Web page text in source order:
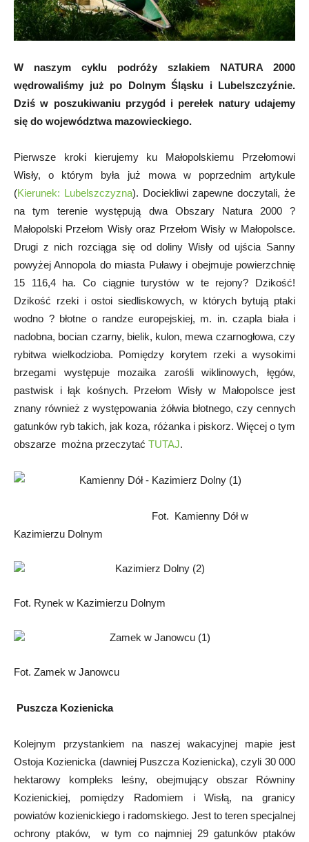
W naszym cyklu podróży szlakiem NATURA 2000
wędrowaliśmy już po Dolnym Śląsku i Lubelszczyźnie.
Dziś w poszukiwaniu przygód i perełek natury udajemy
się do województwa mazowieckiego.
Pierwsze kroki kierujemy ku Małopolskiemu Przełomowi
Wisły, o którym była już mowa w poprzednim artykule
(Kierunek: Lubelszczyzna). Dociekliwi zapewne doczytali, że
na tym terenie występują dwa Obszary Natura 2000 ?
Małopolski Przełom Wisły oraz Przełom Wisły w Małopolsce.
Drugi z nich rozciąga się od doliny Wisły od ujścia Sanny
powyżej Annopola do miasta Puławy i obejmuje powierzchnię
15 116,4 ha. Co ciągnie turystów w te rejony? Dzikość!
Dzikość rzeki i ostoi siedliskowych, w których bytują ptaki
wodno ? błotne o randze europejskiej, m. in. czapla biała i
nadobna, bocian czarny, bielik, kulon, mewa czarnogłowa, czy
rybitwa wielkodzioba. Pomiędzy korytem rzeki a wysokimi
brzegami występuje mozaika zarośli wiklinowych, łęgów,
pastwisk i łąk kośnych. Przełom Wisły w Małopolsce jest
znany również z występowania żółwia błotnego, czy cennych
gatunków ryb takich, jak koza, różanka i piskorz. Więcej o tym
obszarze można przeczytać TUTAJ.
Fot. Kamienny Dół w
Kazimierzu Dolnym
Fot. Rynek w Kazimierzu Dolnym
Fot. Zamek w Janowcu
Puszcza Kozienicka
Kolejnym przystankiem na naszej wakacyjnej mapie jest
Ostoja Kozienicka (dawniej Puszcza Kozienicka), czyli 30 000
hektarowy kompleks leśny, obejmujący obszar Równiny
Kozienickiej, pomiędzy Radomiem i Wisłą, na granicy
powiatów kozienickiego i radomskiego. Jest to teren specjalnej
ochrony ptaków, w tym co najmniej 29 gatunków ptaków